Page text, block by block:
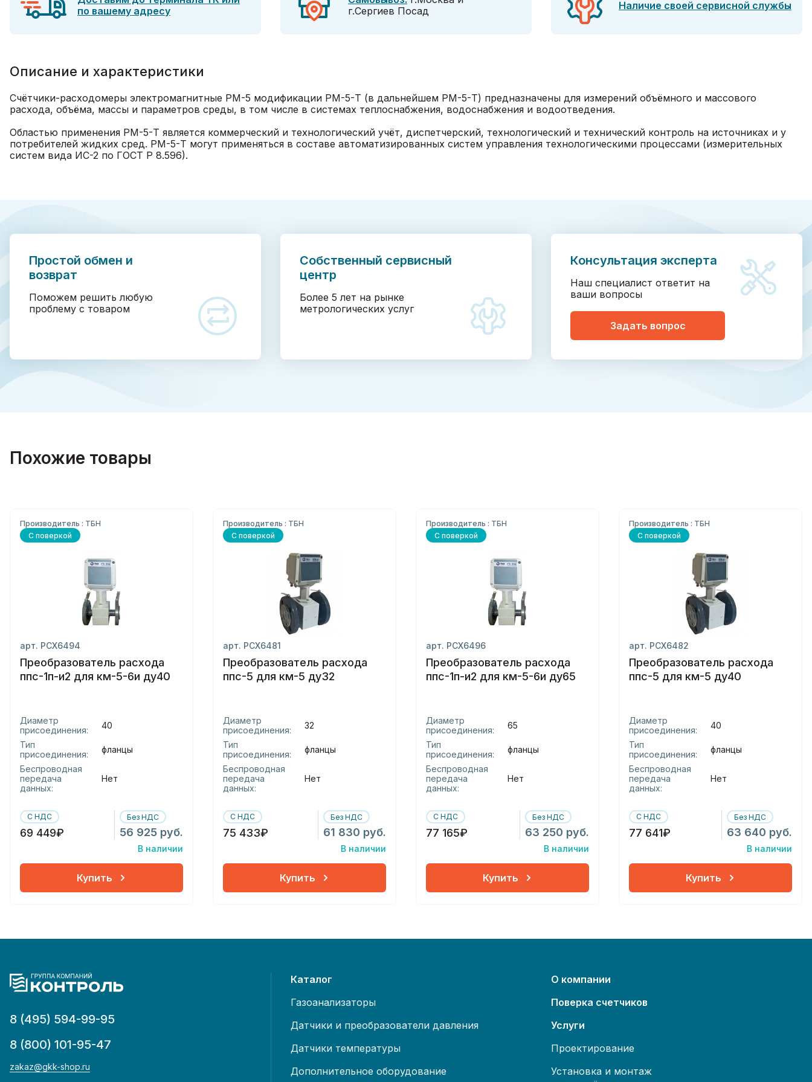
по вашему адресу
г.Сергиев Посад
Наличие своей сервисной службы
Описание и характеристики
Счётчики-расходомеры электромагнитные РМ-5 модификации РМ-5-Т (в дальнейшем РМ-5-Т) предназначены для измерений объёмного и массового
расхода, объёма, массы и параметров среды, в том числе в системах теплоснабжения, водоснабжения и водоотведения.
Областью применения РМ-5-Т является коммерческий и технологический учёт, диспетчерский, технологический и технический контроль на источниках и у
потребителей жидких сред. РМ-5-Т могут применяться в составе автоматизированных систем управления технологическими процессами (измерительных
систем вида ИС-2 по ГОСТ Р 8.596).
Простой обмен и
возврат
Поможем решить любую
проблему с товаром
Собственный сервисный
центр
Более 5 лет на рынке
метрологических услуг
Консультация эксперта
Наш специалист ответит на
ваши вопросы
Задать вопрос
Похожие товары
Производитель : ТБН
С поверкой
арт. РСХ6494
Преобразователь расхода
ппс-1п-и2 для км-5-6и ду40
Диаметр
присоединения:
40
Тип
присоединения:
фланцы
Беспроводная
передача
данных:
Нет
С НДС
69 449₽
Без НДС
56 925 руб.
В наличии
Купить
Производитель : ТБН
С поверкой
арт. РСХ6481
Преобразователь расхода
ппс-5 для км-5 ду32
Диаметр
присоединения:
32
Тип
присоединения:
фланцы
Беспроводная
передача
данных:
Нет
С НДС
75 433₽
Без НДС
61 830 руб.
В наличии
Купить
Производитель : ТБН
С поверкой
арт. РСХ6496
Преобразователь расхода
ппс-1п-и2 для км-5-6и ду65
Диаметр
присоединения:
65
Тип
присоединения:
фланцы
Беспроводная
передача
данных:
Нет
С НДС
77 165₽
Без НДС
63 250 руб.
В наличии
Купить
Производитель : ТБН
С поверкой
арт. РСХ6482
Преобразователь расхода
ппс-5 для км-5 ду40
Диаметр
присоединения:
40
Тип
присоединения:
фланцы
Беспроводная
передача
данных:
Нет
С НДС
77 641₽
Без НДС
63 640 руб.
В наличии
Купить
8 (495) 594-99-95
8 (800) 101-95-47
zakaz@gkk-shop.ru
Каталог
Газоанализаторы
Датчики и преобразователи давления
Датчики температуры
Дополнительное оборудование
О компании
Поверка счетчиков
Услуги
Проектирование
Установка и монтаж